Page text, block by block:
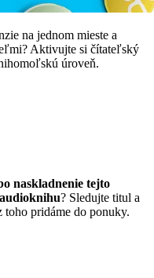
na jednom mieste a
Aktivujte si čítateľský
úroveň.
naskladnenie tejto
? Sledujte titul a
toho pridáme do ponuky.